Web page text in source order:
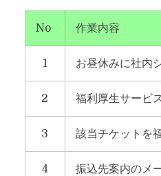
No 作業内容
1 お昼休みに社内
2 福利厚生サービ
3 該当チケットを
4 振込先案内のメ